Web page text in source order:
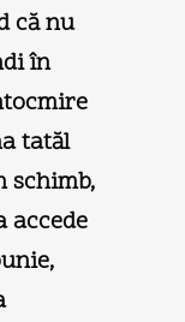
că nu
în
tatăl
schimb,
accede